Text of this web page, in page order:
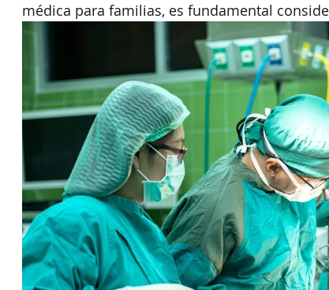
médica para familias, es fundamental